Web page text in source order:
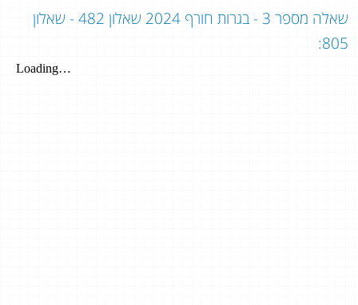
שאלה מספר 3 - בגרות חורף 2024 שאלון 482 - שאלון
805: